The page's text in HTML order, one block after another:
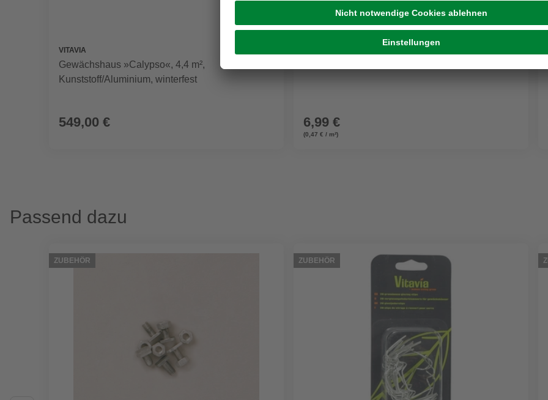
VITAVIA
Gewächshaus »Calypso«, 4,4 m²,
Kunststoff/Aluminium, winterfest
549,00 € 6,99 €
(0,47 € / m²)
Passend dazu
ZUBEHÖR ZUBEHÖR